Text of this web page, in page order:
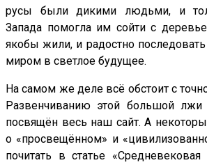
русы были дикими людьми, и
Запада помогла им сойти с
якобы жили, и радостно
миром в светлое будущее.
На самом же деле всё обстоит с
Развенчиванию этой большой
посвящён весь наш сайт. А
о «просвещённом» и
почитать в статье